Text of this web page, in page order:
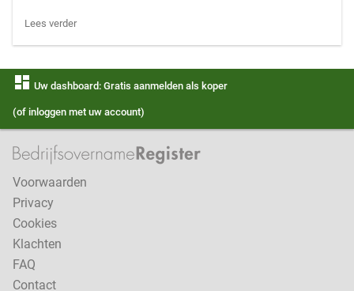
Lees verder
dashboard Uw dashboard: Gratis aanmelden als koper
(of inloggen met uw account)
Voorwaarden
Privacy
Cookies
Klachten
FAQ
Contact